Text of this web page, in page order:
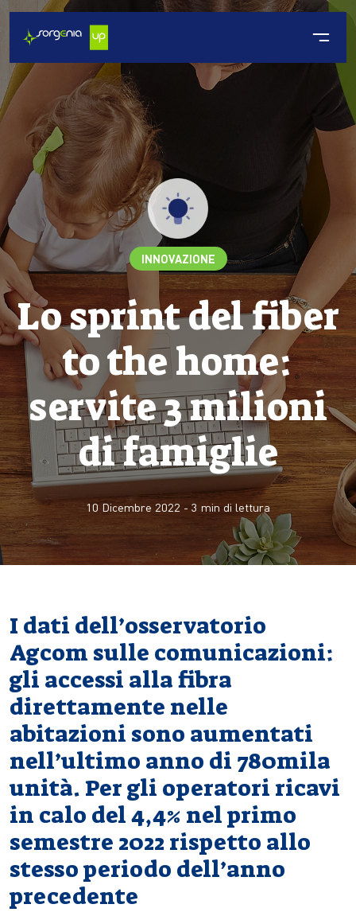
INNOVAZIONE
Lo sprint del fiber
to the home:
servite 3 milioni
di famiglie
10 Dicembre 2022 -3 min di lettura
I dati dell’osservatorio
Agcom sulle comunicazioni:
gli accessi alla fibra
direttamente nelle
abitazioni sono aumentati
nell’ultimo anno di 780mila
unità. Per gli operatori ricavi
in calo del 4,4% nel primo
semestre 2022 rispetto allo
stesso periodo dell’anno
precedente